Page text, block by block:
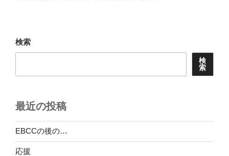
検索
検
索
最近の投稿
EBCCの後の…
応援